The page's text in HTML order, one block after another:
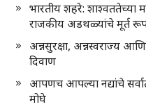
भारतीय शहरे: शाश्वततेच्या
राजकीय अडथळ्यांचे मूर्त रूप
अन्नसुरक्षा, अन्नस्वराज्य
दिवाण
आपणच आपल्या नद्यांचे
मोघे